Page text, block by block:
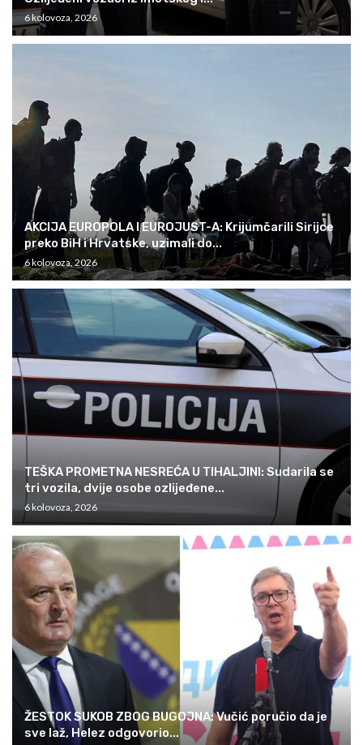
6 kolovoza, 2026
AKCIJA EUROPOLA I EUROJUST-A: Krijumčarili Sirijce
preko BiH i Hrvatske, uzimali do...
6 kolovoza, 2026
TEŠKA PROMETNA NESREĆA U TIHALJINI: Sudarila se
tri vozila, dvije osobe ozlijeđene...
6 kolovoza, 2026
ŽESTOK SUKOB ZBOG BUGOJNA: Vučić poručio da je
sve laž, Helez odgovorio...